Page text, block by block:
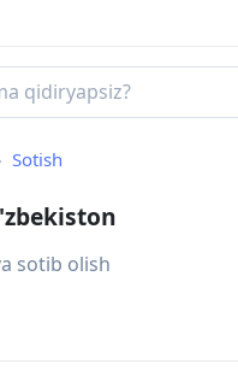
Sotish
sotib olish